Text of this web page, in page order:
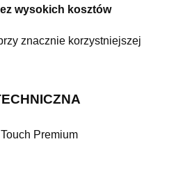
wysokich kosztów
znacznie korzystniejszej
Premium